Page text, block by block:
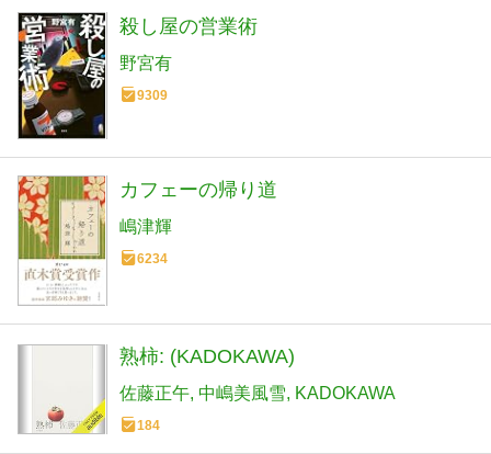
殺し屋の営業術
野宮有
9309
カフェーの帰り道
嶋津輝
6234
熟柿: (KADOKAWA)
佐藤正午 中嶋美風雪 KADOKAWA
184